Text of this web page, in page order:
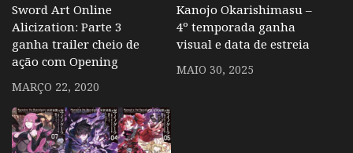
Sword Art Online
Alicization: Parte 3
ganha trailer cheio de
ação com Opening
MARÇO 22, 2020
Kanojo Okarishimasu –
4º temporada ganha
visual e data de estreia
MAIO 30, 2025